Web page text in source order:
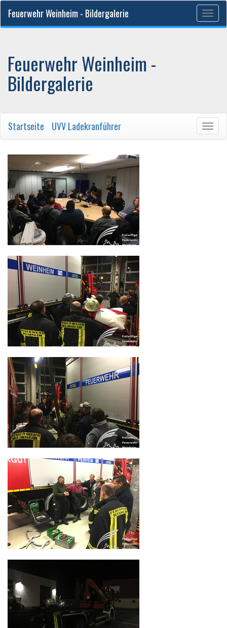
Feuerwehr Weinheim - Bildergalerie
Feuerwehr Weinheim -
Bildergalerie
Startseite UVV Ladekranführer